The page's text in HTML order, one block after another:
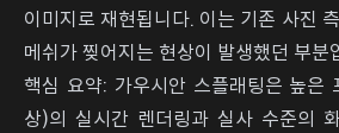
이미지로 재현됩니다. 이는 기존 사진
메쉬가 찢어지는 현상이 발생했던 부분
핵심 요약: 가우시안 스플래팅은 높은
상)의 실시간 렌더링과 실사 수준의